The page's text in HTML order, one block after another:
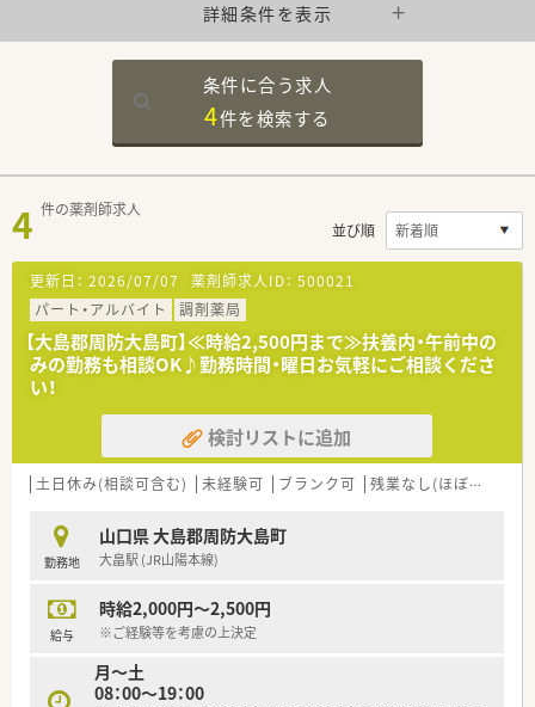
詳細条件を表示
条件に合う求人
4件を検索する
4 件の薬剤師求人
並び順
更新日： 2026/07/07 薬剤師求人ID： 500021
パート・アルバイト
調剤薬局
【大島郡周防大島町】≪時給2,500円まで≫扶養内・午前中の
みの勤務も相談OK♪勤務時間・曜日お気軽にご相談くださ
い！
検討リストに追加
土日休み(相談可含む) 未経験可 ブランク可 残業なし(ほぼなし含む)
勤務地
山口県 大島郡周防大島町
大畠駅 (JR山陽本線)
給与
時給2,000円～2,500円
※ご経験等を考慮の上決定
月～土
08：00～19：00